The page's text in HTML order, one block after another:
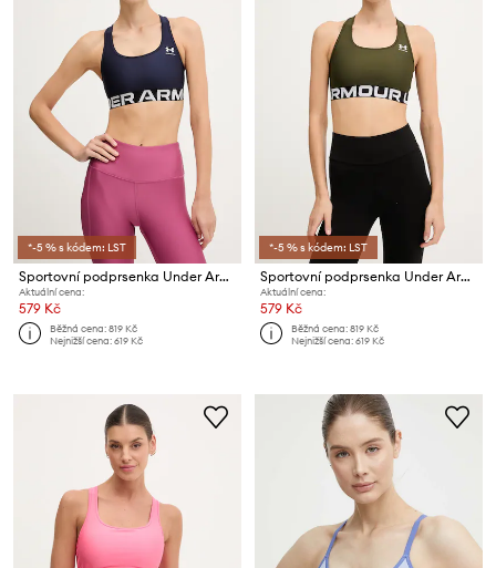
*-5 % s kódem: LST
Sportovní podprsenka Under Armour HG Authentics
Aktuální cena:
579 Kč
Běžná cena:819 Kč
Nejnižší cena:619 Kč
*-5 % s kódem: LST
Sportovní podprsenka Under Armour HG Authentics
Aktuální cena:
579 Kč
Běžná cena:819 Kč
Nejnižší cena:619 Kč